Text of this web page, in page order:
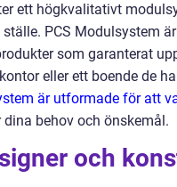
ett högkvalitativt
PCS Modulsystem
som garanterat
eller ett boende de
är utformade för att
behov och önskemål.
och